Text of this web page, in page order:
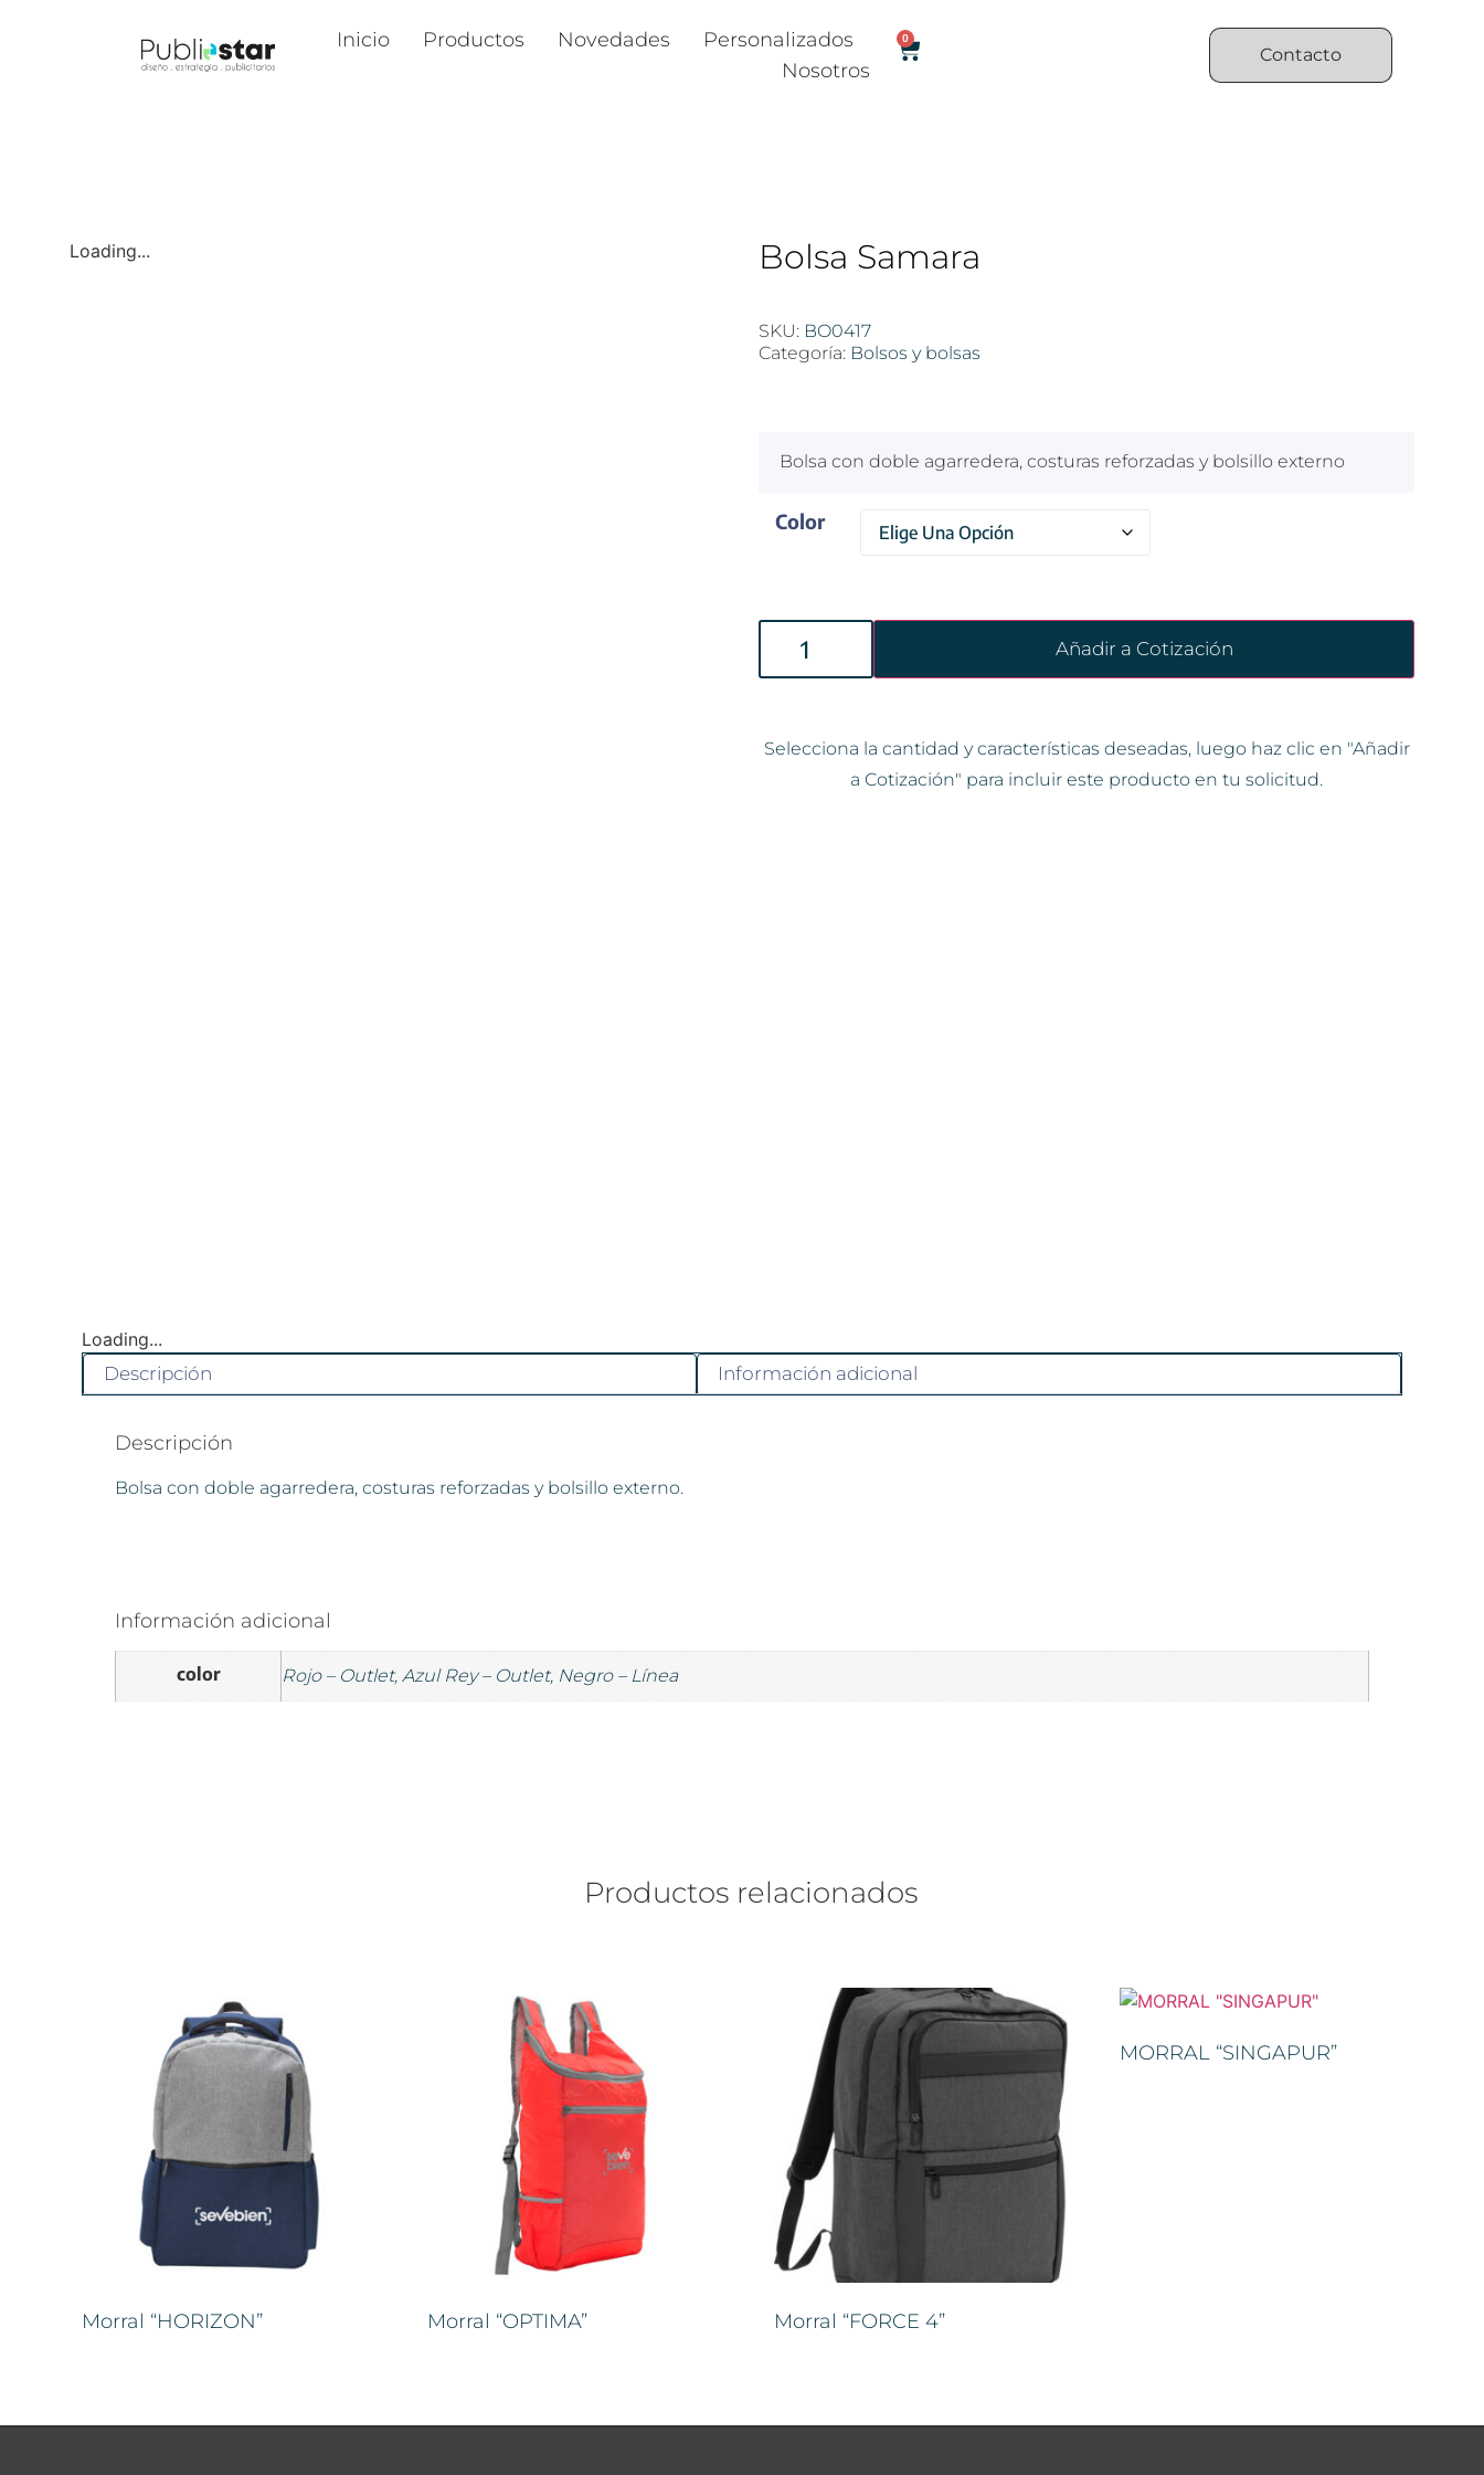
Inicio Productos Novedades
Personalizados
Nosotros
0
Contacto
Loading... Bolsa Samara
SKU: BO0417
Categoría: Bolsos y bolsas
Bolsa con doble agarredera, costuras reforzadas y bolsillo externo
Color
Añadir a Cotización
Selecciona la cantidad y características deseadas, luego haz clic en "Añadir
a Cotización" para incluir este producto en tu solicitud.
Loading...
Descripción
Información adicional
Descripción
Bolsa con doble agarredera, costuras reforzadas y bolsillo externo.
Información adicional
color Rojo – Outlet, Azul Rey – Outlet, Negro – Línea
Productos relacionados
Morral “HORIZON” Morral “OPTIMA” Morral “FORCE 4”
MORRAL “SINGAPUR”